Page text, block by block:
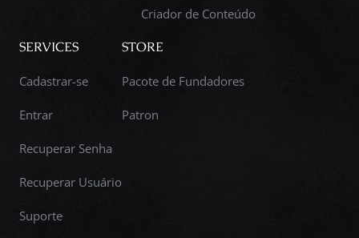
Criador de Conteúdo
SERVICES
Cadastrar-se
Entrar
Recuperar Senha
Recuperar Usuário
Suporte
STORE
Pacote de Fundadores
Patron